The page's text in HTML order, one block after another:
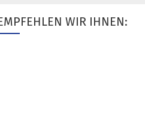
WIR IHNEN: